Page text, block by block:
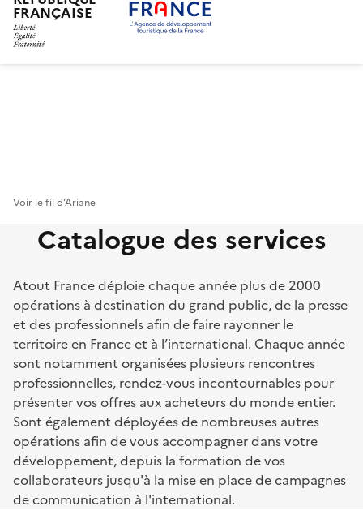
FRANÇAISE
Voir le fil d’Ariane
Catalogue des services
Atout France déploie chaque année plus de 2000
opérations à destination du grand public, de la presse
et des professionnels afin de faire rayonner le
territoire en France et à l’international. Chaque année
sont notamment organisées plusieurs rencontres
professionnelles, rendez-vous incontournables pour
présenter vos offres aux acheteurs du monde entier.
Sont également déployées de nombreuses autres
opérations afin de vous accompagner dans votre
développement, depuis la formation de vos
collaborateurs jusqu'à la mise en place de campagnes
de communication à l'international.